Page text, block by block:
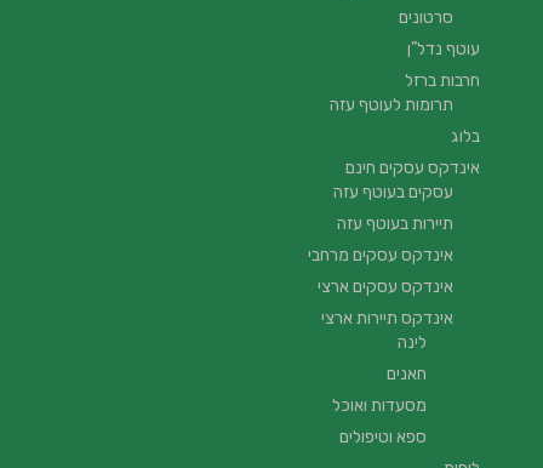
סרטונים
עוטף נדל”ן
חרבות ברזל
תרומות לעוטף עזה
בלוג
אינדקס עסקים חינם
עסקים בעוטף עזה
תיירות בעוטף עזה
אינדקס עסקים מרחבי
אינדקס עסקים ארצי
אינדקס תיירות ארצי
לינה
חאנים
מסעדות ואוכל
ספא וטיפולים